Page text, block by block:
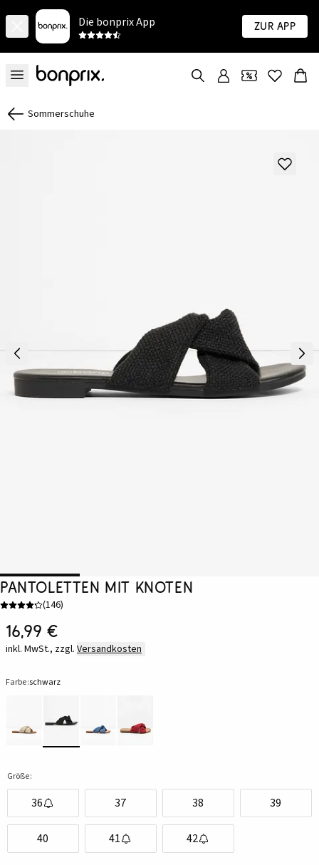
Die bonprix App Zur App
Sommerschuhe
Pantoletten mit Knoten
(146)
16,99 €
inkl. MwSt., zzgl. Versandkosten
Farbe:schwarz
Größe:
36 37 38 39
40 41 42